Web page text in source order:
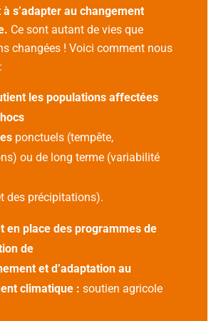
s’adapter au changement
Ce sont autant de vies que
changées ! Voici comment nous
les populations affectées
ponctuels (tempête,
ou de long terme (variabilité
des précipitations).
en place des programmes de
de
et d’adaptation au
climatique : soutien agricole